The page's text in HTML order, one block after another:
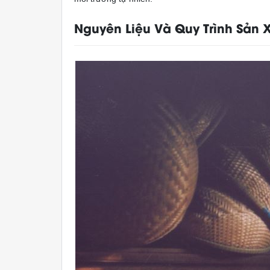
Nguyên Liệu Và Quy Trình Sản